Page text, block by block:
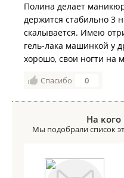
Полина делает
держится стабильно 3
скалывается. Имею
гель-лака машинкой у
хорошо, свои ногти на
Спасибо 0
На кого
Мы подобрали список